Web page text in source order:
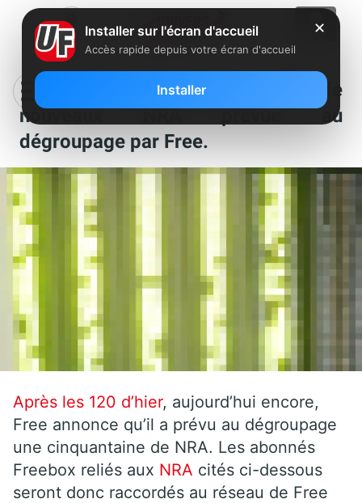
Encore une cinquantaine de
nouveaux NRA prévue au
dégroupage par Free.
Après les 120 d’hier, aujourd’hui encore,
Free annonce qu’il a prévu au dégroupage
une cinquantaine de NRA. Les abonnés
Freebox reliés aux NRA cités ci-dessous
seront donc raccordés au réseau de Free
✕
Installer sur l'écran d'accueil
Accès rapide depuis votre écran d'accueil
Installer